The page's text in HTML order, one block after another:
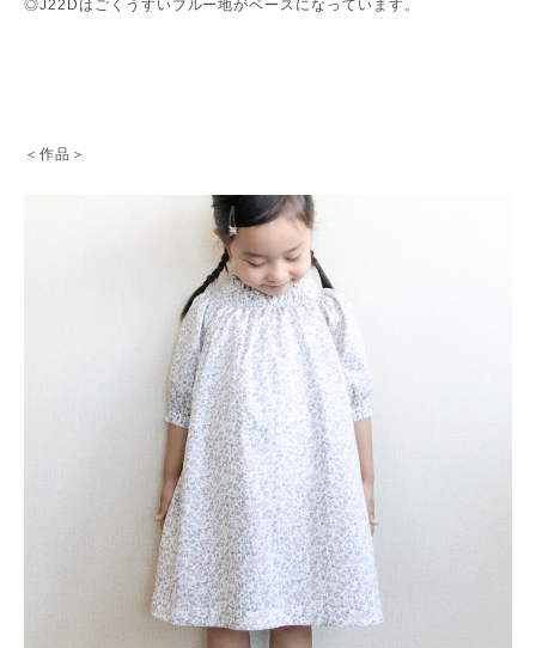
◎J22Dはごくうすいブルー地がベースになっています。
＜作品＞